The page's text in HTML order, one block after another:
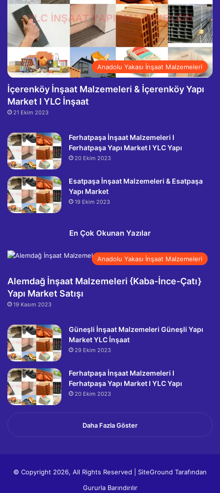
Anadolu Yakası İnşaat Malzemeleri
İçerenköy İnşaat Malzemeleri & İçerenköy Yapı
Market I YLC İnşaat
21 Ekim 2023
Ferhatpaşa İnşaat Malzemeleri I
Ferhatpaşa Yapı Market I YLC Yapı
20 Ekim 2023
Esatpaşa İnşaat Malzemeleri & Esatpaşa
Yapı Market
19 Ekim 2023
En Çok Okunan Yazılar
Anadolu Yakası İnşaat Malzemeleri
Alemdağ İnşaat Malzemeleri {Kaba-İnce-Çatı}
Yapı Market Satışı
19 Kasım 2023
Güneşli İnşaat Malzemeleri Güneşli Yapı
Market YLC İnşaat
29 Ekim 2023
Ferhatpaşa İnşaat Malzemeleri I
Ferhatpaşa Yapı Market I YLC Yapı
20 Ekim 2023
Daha Fazla Göster
© Copyright 2026, All Rights Reserved | SiteGround Tarafından
Gururla Barındırılır